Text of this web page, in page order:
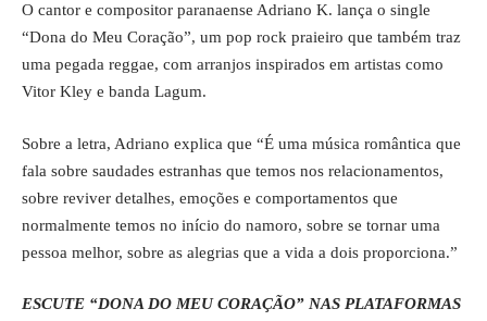
O cantor e compositor paranaense Adriano K. lança o single
“Dona do Meu Coração”, um pop rock praieiro que também traz
uma pegada reggae, com arranjos inspirados em artistas como
Vitor Kley e banda Lagum.
Sobre a letra, Adriano explica que “É uma música romântica que
fala sobre saudades estranhas que temos nos relacionamentos,
sobre reviver detalhes, emoções e comportamentos que
normalmente temos no início do namoro, sobre se tornar uma
pessoa melhor, sobre as alegrias que a vida a dois proporciona.”
ESCUTE “DONA DO MEU CORAÇÃO” NAS PLATAFORMAS